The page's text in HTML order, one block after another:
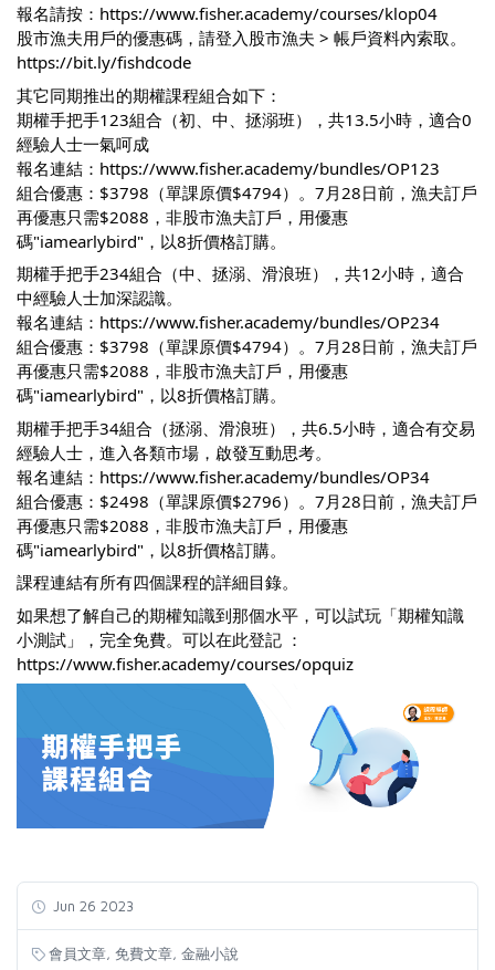
報名請按： https://www.fisher.academy/courses/klop04
股市漁夫用戶的優惠碼，請登入股市漁夫 > 帳戶資料內索取。
https://bit.ly/fishdcode
其它同期推出的期權課程組合如下：
期權手把手123組合（初、中、拯溺班），共13.5小時，適合0
經驗人士一氣呵成
報名連結： https://www.fisher.academy/bundles/OP123
組合優惠：$3798（單課原價$4794）。7月28日前，漁夫訂戶
再優惠只需$2088，非股市漁夫訂戶，用優惠
碼"iamearlybird"，以8折價格訂購。
期權手把手234組合（中、拯溺、滑浪班），共12小時，適合
中經驗人士加深認識。
報名連結： https://www.fisher.academy/bundles/OP234
組合優惠：$3798（單課原價$4794）。7月28日前，漁夫訂戶
再優惠只需$2088，非股市漁夫訂戶，用優惠
碼"iamearlybird"，以8折價格訂購。
期權手把手34組合（拯溺、滑浪班），共6.5小時，適合有交易
經驗人士，進入各類市場，啟發互動思考。
報名連結： https://www.fisher.academy/bundles/OP34
組合優惠：$2498（單課原價$2796）。7月28日前，漁夫訂戶
再優惠只需$2088，非股市漁夫訂戶，用優惠
碼"iamearlybird"，以8折價格訂購。
課程連結有所有四個課程的詳細目錄。
如果想了解自己的期權知識到那個水平，可以試玩「期權知識
小測試」，完全免費。可以在此登記 ：
https://www.fisher.academy/courses/opquiz
Jun 26 2023
會員文章 免費文章 金融小說